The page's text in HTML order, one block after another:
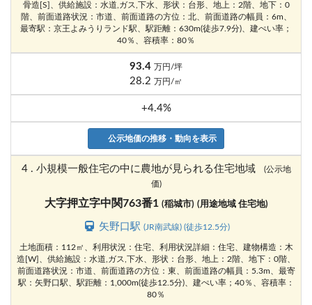
骨造[S]、供給施設：水道,ガス,下水、形状：台形、地上：2階、地下：0
階、前面道路状況：市道、前面道路の方位：北、前面道路の幅員：6m、
最寄駅：京王よみうりランド駅、駅距離：630m(徒歩7.9分)、建ぺい率；
40％、容積率：80％
93.4 万円/坪
28.2 万円/㎡
+4.4%
公示地価の推移・動向を表示
4 . 小規模一般住宅の中に農地が見られる住宅地域
(公示地
価)
大字押立字中関763番1 (稲城市) (用途地域 住宅地)
矢野口駅 (JR南武線) (徒歩12.5分)
土地面積：112㎡、利用状況：住宅、利用状況詳細：住宅、建物構造：木
造[W]、供給施設：水道,ガス,下水、形状：台形、地上：2階、地下：0階、
前面道路状況：市道、前面道路の方位：東、前面道路の幅員：5.3m、最寄
駅：矢野口駅、駅距離：1,000m(徒歩12.5分)、建ぺい率；40％、容積率：
80％